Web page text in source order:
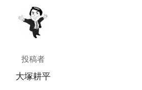
投稿者
投稿者
大塚耕平